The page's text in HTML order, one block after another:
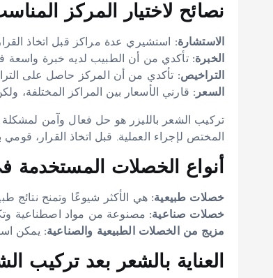
نصائح لاختيار المركز
الاستشارة: استشيري عدة مراكز قبل اتخاذ
الخبرة: تأكدي من أن الطبيب لديه خبرة واسعة
التراخيص: تأكدي من أن المركز حاصل على
السعر: قارني الأسعار بين المراكز المختلفة،
تركيب الشعر بالليزر هو حل فعال وآمن
المختص لإجراء العملية. قبل اتخاذ القرار،
أنواع الخصلات المستخدمة
خصلات طبيعية: هي الأكثر شيوعًا وتمنح نتائج
خصلات صناعية: مصنوعة من مواد اصطناعية
مزيج من الخصلات الطبيعية والصناعية: يمكن
العناية بالشعر بعد تركيب